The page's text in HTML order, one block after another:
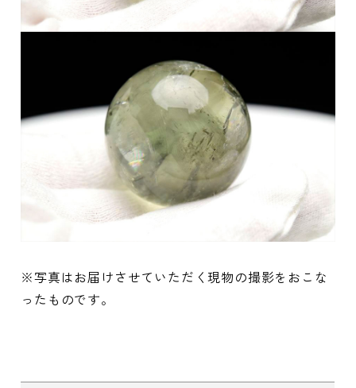
※写真はお届けさせていただく現物の撮影をおこな
ったものです。